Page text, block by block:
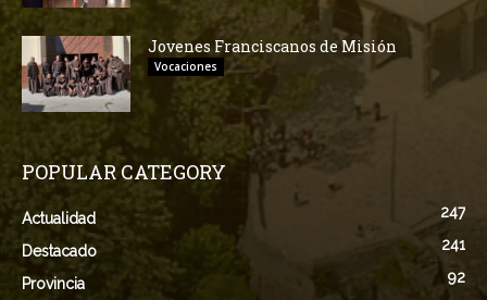
Jovenes Franciscanos de Misión
Vocaciones
POPULAR CATEGORY
Actualidad 247
Destacado 241
Provincia 92